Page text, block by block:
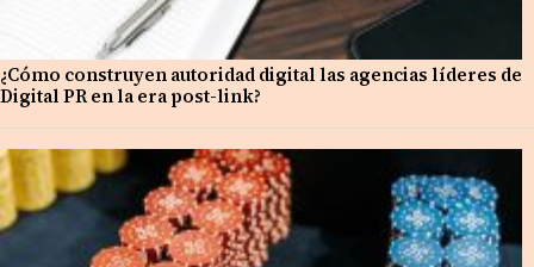
¿Cómo construyen autoridad digital las agencias líderes de
Digital PR en la era post-link?